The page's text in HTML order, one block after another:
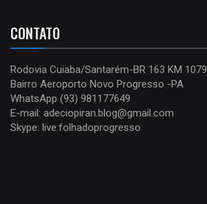
CONTATO
Rodovia Cuiaba/Santarém-BR 163 KM 1079
Bairro Aeroporto Novo Progresso -PA
WhatsApp (93) 981177649
E-mail: adeciopiran.blog@gmail.com
Skype: live:folhadoprogresso